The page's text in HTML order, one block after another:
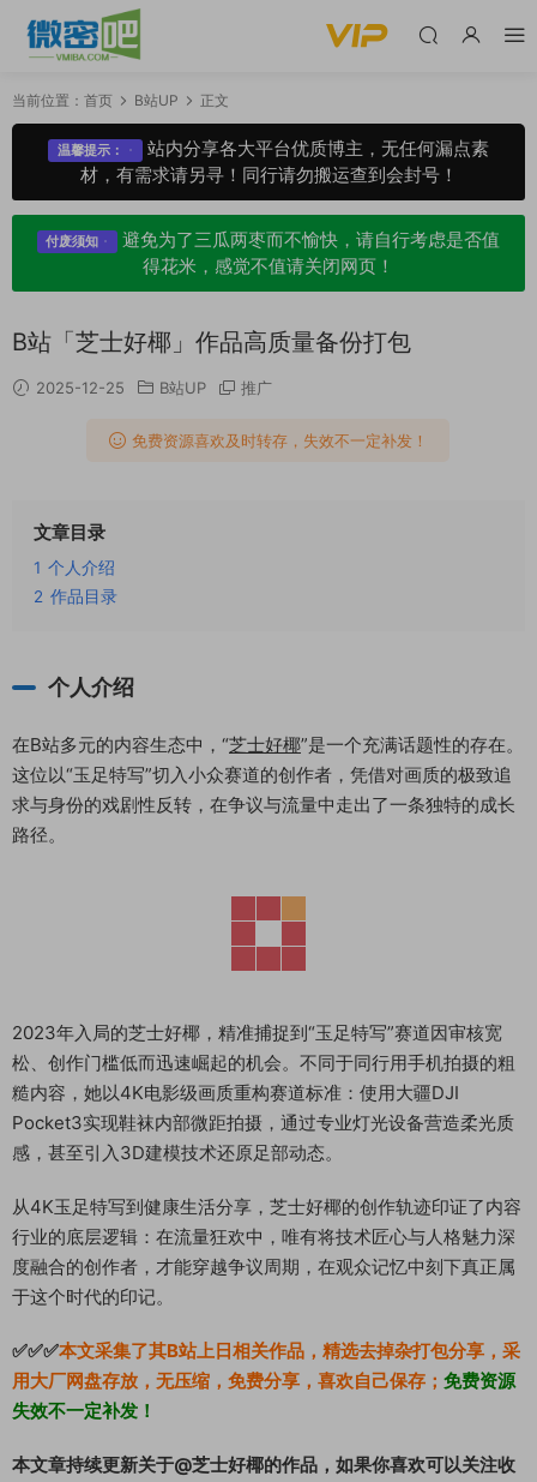
当前位置： 首页 B站UP 正文
温馨提示：
站内分享各大平台优质博主，无任何漏点素
材，有需求请另寻！同行请勿搬运查到会封号！
付废须知
避免为了三瓜两枣而不愉快，请自行考虑是否值
得花米，感觉不值请关闭网页！
B站「芝士好椰」作品高质量备份打包
2025-12-25 B站UP 推广
免费资源喜欢及时转存，失效不一定补发！
文章目录
1 个人介绍
2 作品目录
个人介绍
在B站多元的内容生态中，“芝士好椰”是一个充满话题性的存在。
这位以“玉足特写”切入小众赛道的创作者，凭借对画质的极致追
求与身份的戏剧性反转，在争议与流量中走出了一条独特的成长
路径。
2023年入局的芝士好椰，精准捕捉到“玉足特写”赛道因审核宽
松、创作门槛低而迅速崛起的机会。不同于同行用手机拍摄的粗
糙内容，她以4K电影级画质重构赛道标准：使用大疆DJI
Pocket3实现鞋袜内部微距拍摄，通过专业灯光设备营造柔光质
感，甚至引入3D建模技术还原足部动态。
从4K玉足特写到健康生活分享，芝士好椰的创作轨迹印证了内容
行业的底层逻辑：在流量狂欢中，唯有将技术匠心与人格魅力深
度融合的创作者，才能穿越争议周期，在观众记忆中刻下真正属
于这个时代的印记。
✅✅✅本文采集了其B站上日相关作品，精选去掉杂打包分享，采
用大厂网盘存放，无压缩，免费分享，喜欢自己保存； 免费资源
失效不一定补发！
本文章持续更新关于@芝士好椰的作品，如果你喜欢可以关注收